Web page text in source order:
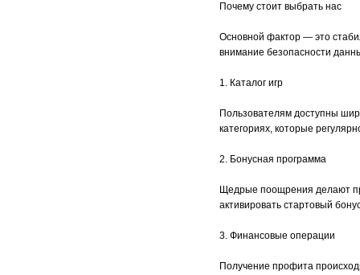
Почему стоит выбрать нас
Основной фактор — это
внимание безопасности
1. Каталог игр
Пользователям доступны
категориях, которые
2. Бонусная программа
Щедрые поощрения делают
активировать стартовый
3. Финансовые операции
Получение профита